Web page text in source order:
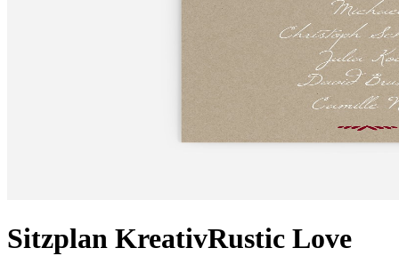
Sitzplan KreativRustic Love